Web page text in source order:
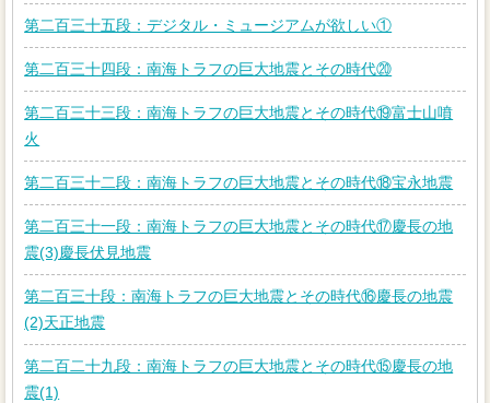
第二百三十五段：デジタル・ミュージアムが欲しい①
第二百三十四段：南海トラフの巨大地震とその時代⑳
第二百三十三段：南海トラフの巨大地震とその時代⑲富士山噴
火
第二百三十二段：南海トラフの巨大地震とその時代⑱宝永地震
第二百三十一段：南海トラフの巨大地震とその時代⑰慶長の地
震(3)慶長伏見地震
第二百三十段：南海トラフの巨大地震とその時代⑯慶長の地震
(2)天正地震
第二百二十九段：南海トラフの巨大地震とその時代⑮慶長の地
震(1)